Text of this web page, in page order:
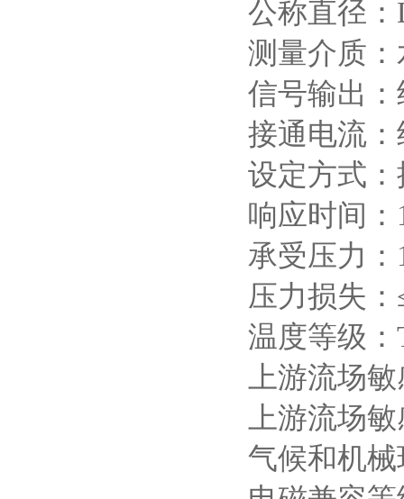
公称直径：
测量介质
信号输出：
接通电流
设定方式
响应时间：
承受压力：
压力损失：
温度等级：
上游流场
上游流场
气候和机